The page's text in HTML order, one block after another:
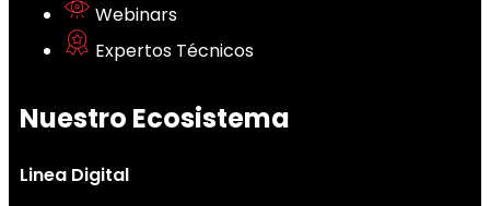
Webinars
Expertos Técnicos
Nuestro Ecosistema
Linea Digital